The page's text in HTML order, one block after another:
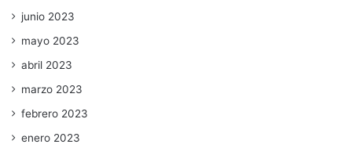
junio 2023
mayo 2023
abril 2023
marzo 2023
febrero 2023
enero 2023